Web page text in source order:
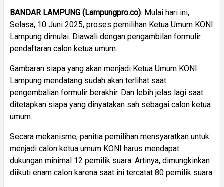
BANDAR LAMPUNG (Lampungpro.co): Mulai hari ini,
Selasa, 10 Juni 2025, proses pemilihan Ketua Umum KONI
Lampung dimulai. Diawali dengan pengambilan formulir
pendaftaran calon ketua umum.
Gambaran siapa yang akan menjadi Ketua Umum KONI
Lampung mendatang sudah akan terlihat saat
pengembalian formulir berakhir. Dan lebih jelas lagi saat
ditetapkan siapa yang dinyatakan sah sebagai calon ketua
umum.
Secara mekanisme, panitia pemilihan mensyaratkan untuk
menjadi calon ketua umum KONI harus mendapat
dukungan minimal 12 pemilik suara. Artinya, dimungkinkan
diikuti enam calon karena saat ini tercatat 80 pemilik suara.